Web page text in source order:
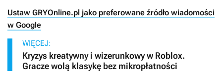
Ustaw GRYOnline.pl jako preferowane źródło wiadomości
w Google
WIĘCEJ:
Kryzys kreatywny i wizerunkowy w Roblox.
Gracze wolą klasykę bez mikropłatności